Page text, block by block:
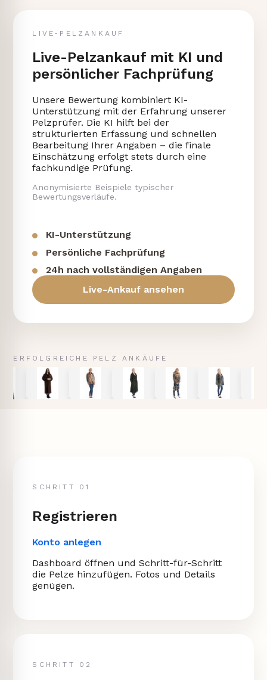
LIVE-PELZANKAUF
Live-Pelzankauf mit KI und
persönlicher Fachprüfung
Unsere Bewertung kombiniert KI-
Unterstützung mit der Erfahrung unserer
Pelzprüfer. Die KI hilft bei der
strukturierten Erfassung und schnellen
Bearbeitung Ihrer Angaben – die finale
Einschätzung erfolgt stets durch eine
fachkundige Prüfung.
Anonymisierte Beispiele typischer
Bewertungsverläufe.
KI-Unterstützung
Persönliche Fachprüfung
24h nach vollständigen Angaben
Live-Ankauf ansehen
ERFOLGREICHE PELZ ANKÄUFE
SCHRITT 01
Registrieren
Konto anlegen
Dashboard öffnen und Schritt-für-Schritt
die Pelze hinzufügen. Fotos und Details
genügen.
SCHRITT 02